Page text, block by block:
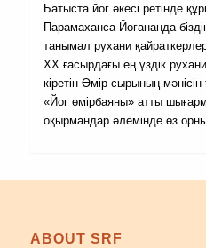
Батыста йог әкесі ретінде
Парамаханса Йогананда
танымал рухани
ХХ ғасырдағы ең үздік рухани
кіретін Өмір сырының
«Йог өмірбаяны» атты
оқырмандар әлемінде өз
ABOUT SRF